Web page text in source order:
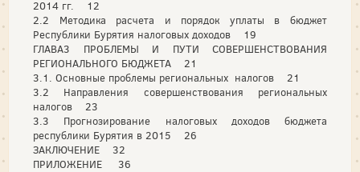
2014 гг. 12
2.2 Методика расчета и порядок уплаты в бюджет
Республики Бурятия налоговых доходов 19
ГЛАВА3 ПРОБЛЕМЫ И ПУТИ СОВЕРШЕНСТВОВАНИЯ
РЕГИОНАЛЬНОГО БЮДЖЕТА 21
3.1. Основные проблемы региональных налогов 21
3.2 Направления совершенствования региональных
налогов 23
3.3 Прогнозирование налоговых доходов бюджета
республики Бурятия в 2015 26
ЗАКЛЮЧЕНИЕ 32
ПРИЛОЖЕНИЕ 36